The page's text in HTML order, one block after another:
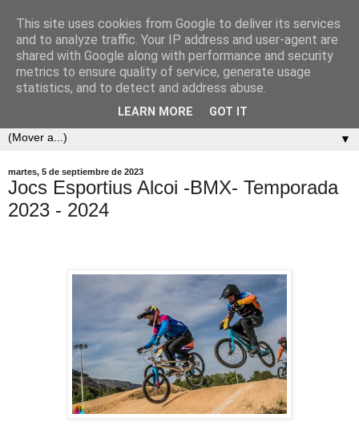
▼
martes, 5 de septiembre de 2023
Jocs Esportius Alcoi -BMX- Temporada
2023 - 2024
This site uses cookies from Google to deliver its services
and to analyze traffic. Your IP address and user-agent are
shared with Google along with performance and security
metrics to ensure quality of service, generate usage
statistics, and to detect and address abuse.
LEARN MORE GOT IT